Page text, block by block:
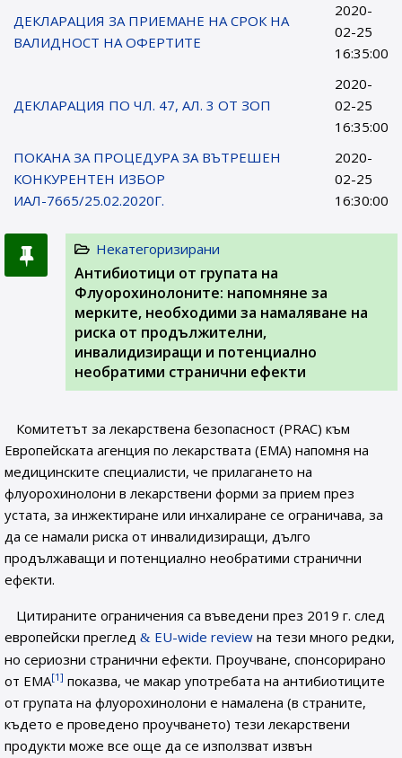
ДЕКЛАРАЦИЯ ЗА ПРИЕМАНЕ НА СРОК НА
ВАЛИДНОСТ НА ОФЕРТИТЕ
2020-
02-25
16:35:00
ДЕКЛАРАЦИЯ ПО ЧЛ. 47, АЛ. 3 ОТ ЗОП
2020-
02-25
16:35:00
ПОКАНА ЗА ПРОЦЕДУРА ЗА ВЪТРЕШЕН
КОНКУРЕНТЕН ИЗБОР
ИАЛ-7665/25.02.2020Г.
2020-
02-25
16:30:00
Некатегоризирани
Антибиотици от групата на
Флуорохинолоните: напомняне за
мерките, необходими за намаляване на
риска от продължителни,
инвалидизиращи и потенциално
необратими странични ефекти
Комитетът за лекарствена безопасност (PRAC) към
Европейската агенция по лекарствата (ЕМА) напомня на
медицинските специалисти, че прилагането на
флуорохинолони в лекарствени форми за прием през
устата, за инжектиране или инхалиране се ограничава, за
да се намали риска от инвалидизиращи, дълго
продължаващи и потенциално необратими странични
ефекти.
Цитираните ограничения са въведени през 2019 г. след
европейски преглед
EU-wide review на тези много редки,
но сериозни странични ефекти. Проучване, спонсорирано
от ЕМА[1] показва, че макар употребата на антибиотиците
от групата на флуорохинолони е намалена (в страните,
където е проведено проучването) тези лекарствени
продукти може все още да се използват извън